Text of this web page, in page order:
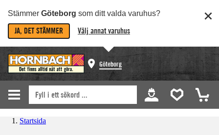
Stämmer Göteborg som ditt valda varuhus?
JA, DET STÄMMER Välj annat varuhus
Göteborg
Startsida